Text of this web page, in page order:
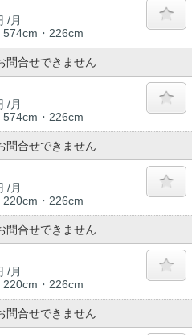
/月
574cm・226cm
問合せできません
/月
574cm・226cm
問合せできません
/月
220cm・226cm
問合せできません
/月
220cm・226cm
問合せできません